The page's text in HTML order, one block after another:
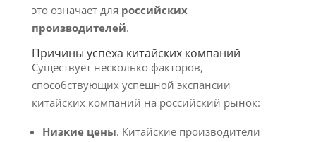
это означает для российских
производителей.
Причины успеха китайских компаний
Существует несколько факторов,
способствующих успешной экспансии
китайских компаний на российский рынок:
Низкие цены. Китайские производители